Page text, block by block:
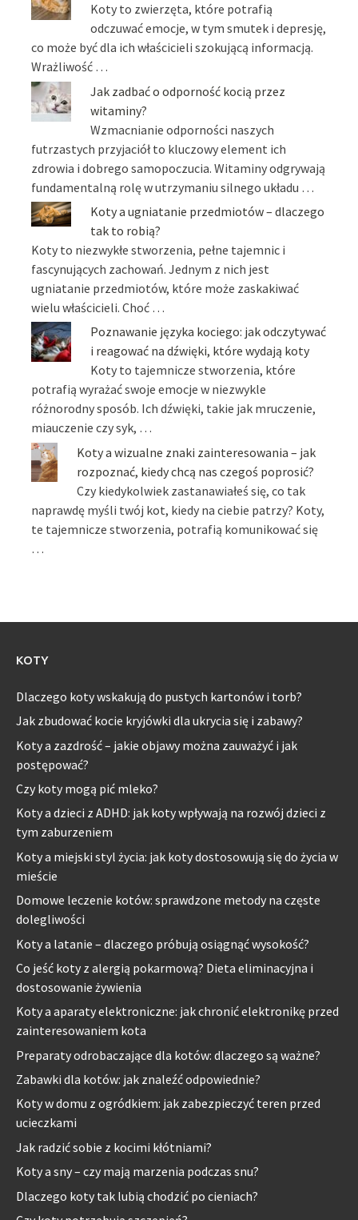
Koty to zwierzęta, które potrafią
odczuwać emocje, w tym smutek i depresję,
co może być dla ich właścicieli szokującą informacją.
Wrażliwość …
Jak zadbać o odporność kocią przez
witaminy?
Wzmacnianie odporności naszych
futrzastych przyjaciół to kluczowy element ich
zdrowia i dobrego samopoczucia. Witaminy odgrywają
fundamentalną rolę w utrzymaniu silnego układu …
Koty a ugniatanie przedmiotów – dlaczego
tak to robią?
Koty to niezwykłe stworzenia, pełne tajemnic i
fascynujących zachowań. Jednym z nich jest
ugniatanie przedmiotów, które może zaskakiwać
wielu właścicieli. Choć …
Poznawanie języka kociego: jak odczytywać
i reagować na dźwięki, które wydają koty
Koty to tajemnicze stworzenia, które
potrafią wyrażać swoje emocje w niezwykle
różnorodny sposób. Ich dźwięki, takie jak mruczenie,
miauczenie czy syk, …
Koty a wizualne znaki zainteresowania – jak
rozpoznać, kiedy chcą nas czegoś poprosić?
Czy kiedykolwiek zastanawiałeś się, co tak
naprawdę myśli twój kot, kiedy na ciebie patrzy? Koty,
te tajemnicze stworzenia, potrafią komunikować się
…
KOTY
Dlaczego koty wskakują do pustych kartonów i torb?
Jak zbudować kocie kryjówki dla ukrycia się i zabawy?
Koty a zazdrość – jakie objawy można zauważyć i jak
postępować?
Czy koty mogą pić mleko?
Koty a dzieci z ADHD: jak koty wpływają na rozwój dzieci z
tym zaburzeniem
Koty a miejski styl życia: jak koty dostosowują się do życia w
mieście
Domowe leczenie kotów: sprawdzone metody na częste
dolegliwości
Koty a latanie – dlaczego próbują osiągnąć wysokość?
Co jeść koty z alergią pokarmową? Dieta eliminacyjna i
dostosowanie żywienia
Koty a aparaty elektroniczne: jak chronić elektronikę przed
zainteresowaniem kota
Preparaty odrobaczające dla kotów: dlaczego są ważne?
Zabawki dla kotów: jak znaleźć odpowiednie?
Koty w domu z ogródkiem: jak zabezpieczyć teren przed
ucieczkami
Jak radzić sobie z kocimi kłótniami?
Koty a sny – czy mają marzenia podczas snu?
Dlaczego koty tak lubią chodzić po cieniach?